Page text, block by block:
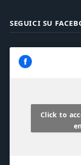
SEGUICI SU
Click to